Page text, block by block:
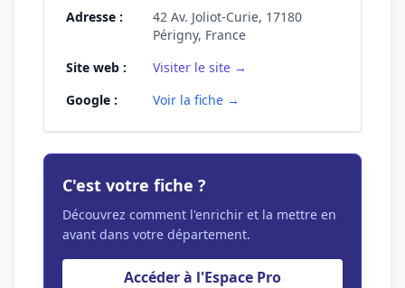
Adresse :
42 Av. Joliot-Curie, 17180
Périgny, France
Site web :
Visiter le site →
Google :
Voir la fiche →
C'est votre fiche ?
Découvrez comment l'enrichir et la mettre en
avant dans votre département.
Accéder à l'Espace Pro